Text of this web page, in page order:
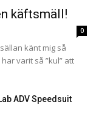
käftsmäll!
0
känt mig så
varit så ”kul” att
ADV Speedsuit